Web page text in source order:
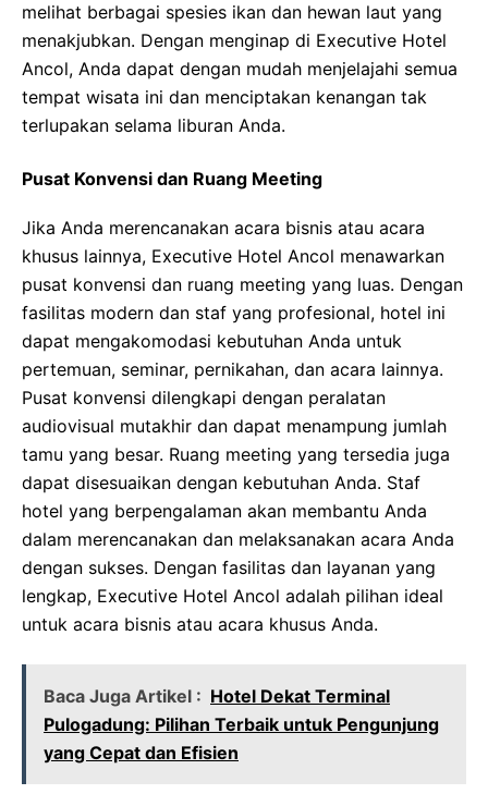
melihat berbagai spesies ikan dan hewan laut yang
menakjubkan. Dengan menginap di Executive Hotel
Ancol, Anda dapat dengan mudah menjelajahi semua
tempat wisata ini dan menciptakan kenangan tak
terlupakan selama liburan Anda.
Pusat Konvensi dan Ruang Meeting
Jika Anda merencanakan acara bisnis atau acara
khusus lainnya, Executive Hotel Ancol menawarkan
pusat konvensi dan ruang meeting yang luas. Dengan
fasilitas modern dan staf yang profesional, hotel ini
dapat mengakomodasi kebutuhan Anda untuk
pertemuan, seminar, pernikahan, dan acara lainnya.
Pusat konvensi dilengkapi dengan peralatan
audiovisual mutakhir dan dapat menampung jumlah
tamu yang besar. Ruang meeting yang tersedia juga
dapat disesuaikan dengan kebutuhan Anda. Staf
hotel yang berpengalaman akan membantu Anda
dalam merencanakan dan melaksanakan acara Anda
dengan sukses. Dengan fasilitas dan layanan yang
lengkap, Executive Hotel Ancol adalah pilihan ideal
untuk acara bisnis atau acara khusus Anda.
Baca Juga Artikel : Hotel Dekat Terminal
Pulogadung: Pilihan Terbaik untuk Pengunjung
yang Cepat dan Efisien